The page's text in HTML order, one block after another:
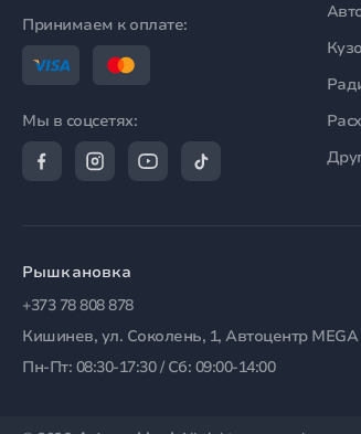
Принимаем к оплате:
Мы в соцсетях:
Рышкановка
+373 78 808 878
Кишинев, ул. Соколень, 1, Автоцентр MEGA
Пн-Пт: 08:30-17:30 / Сб: 09:00-14:00